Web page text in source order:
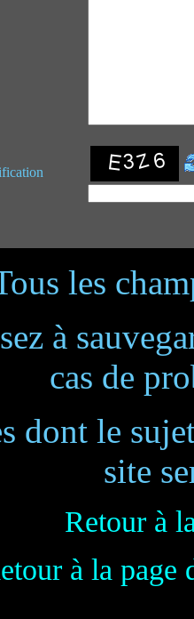
les
à
cas de
dont le
site
Retour à
à la page